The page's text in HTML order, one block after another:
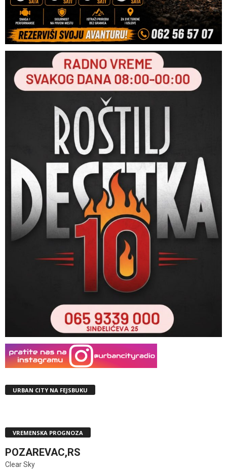
URBAN CITY NA FEJSBUKU
VREMENSKA PROGNOZA
POZAREVAC,RS
Clear Sky